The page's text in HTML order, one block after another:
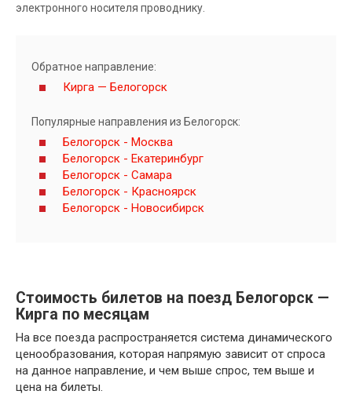
электронного носителя проводнику.
Обратное направление:
Кирга — Белогорск
Популярные направления из Белогорск:
Белогорск - Москва
Белогорск - Екатеринбург
Белогорск - Самара
Белогорск - Красноярск
Белогорск - Новосибирск
Стоимость билетов на поезд Белогорск —
Кирга по месяцам
На все поезда распространяется система динамического
ценообразования, которая напрямую зависит от спроса
на данное направление, и чем выше спрос, тем выше и
цена на билеты.